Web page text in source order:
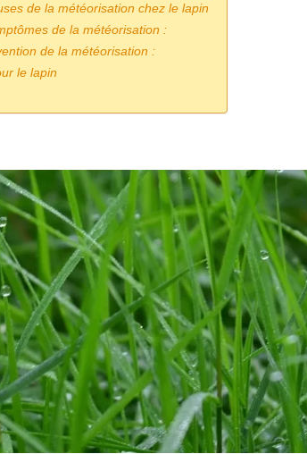
de la météorisation chez le lapin
de la météorisation :
de la météorisation :
le lapin